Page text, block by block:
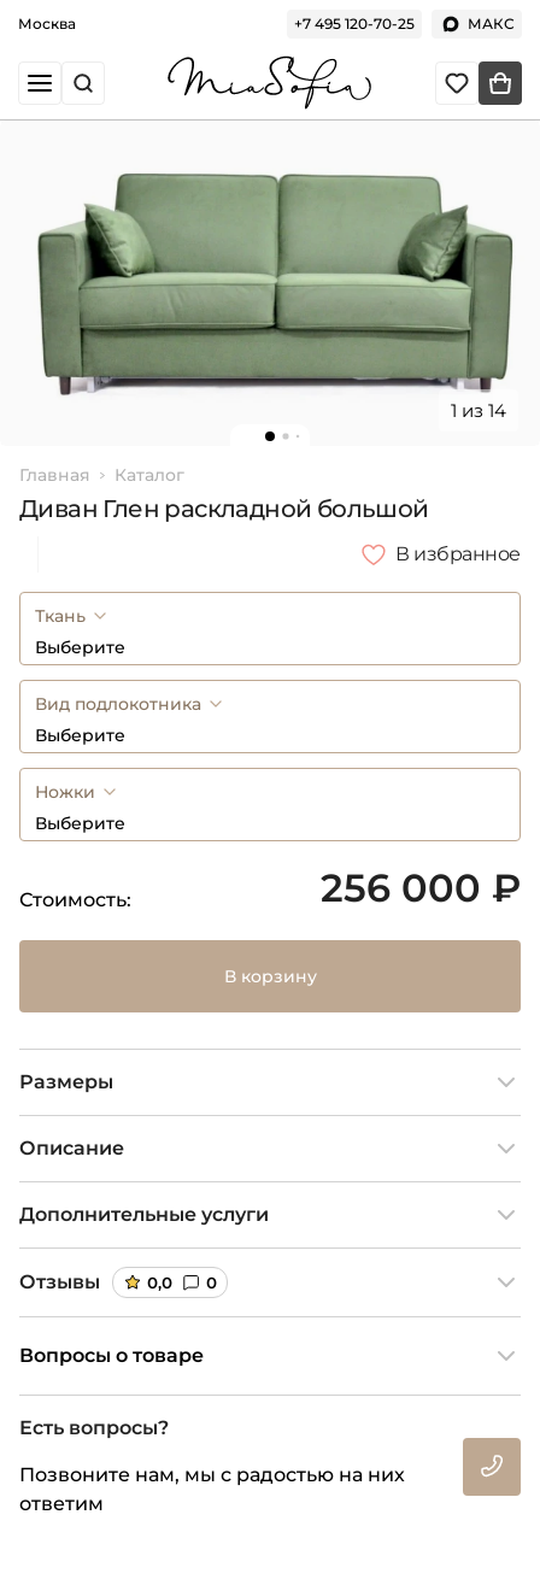
Москва +7 495 120-70-25 МАКС
1 из 14
Главная Каталог
Диван Глен раскладной большой
В избранное
Ткань
Выберите
Вид подлокотника
Выберите
Ножки
Выберите
Стоимость: 256 000 ₽
В корзину
Размеры
Описание
Дополнительные услуги
Отзывы 0,0 0
Вопросы о товаре
Есть вопросы?
Позвоните нам, мы с радостью на них
ответим